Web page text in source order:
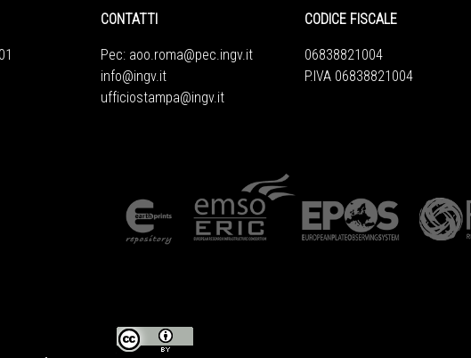
CONTATTI
Pec: aoo.roma@pec.ingv.it
info@ingv.it
ufficiostampa@ingv.it
CODICE FISCALE
06838821004
P.IVA 06838821004